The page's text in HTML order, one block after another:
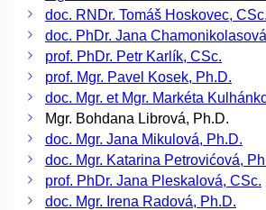
doc. RNDr. Tomáš Hoskovec, CSc.
doc. PhDr. Jana
prof. PhDr. Petr Karlík, CSc.
prof. Mgr. Pavel Kosek, Ph.D.
doc. Mgr. et Mgr. Markéta
Mgr. Bohdana Librová, Ph.D.
doc. Mgr. Jana Mikulová, Ph.D.
doc. Mgr. Katarina Petrovićová,
prof. PhDr. Jana Pleskalová, CSc.
doc. Mgr. Irena Radová, Ph.D.